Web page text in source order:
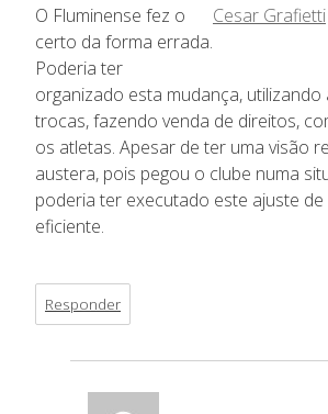
Cesar Grafietti
O Fluminense fez o
certo da forma errada.
Poderia ter
organizado esta mudança, utilizando
trocas, fazendo venda de direitos,
os atletas. Apesar de ter uma visão
austera, pois pegou o clube numa
poderia ter executado este ajuste de
eficiente.
Responder